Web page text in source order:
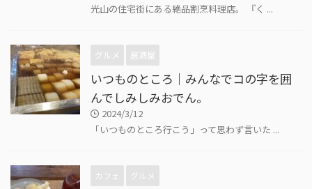
光山の住宅街にある絶品割烹料理店。 『く ...
グルメ 居酒屋
いつものところ｜みんなでコの字を囲
んでしみしみおでん。
2024/3/12
「いつものところ行こう」って思わず言いた ...
カフェ グルメ